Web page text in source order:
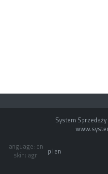
System
language: en
skin: agr
pl en